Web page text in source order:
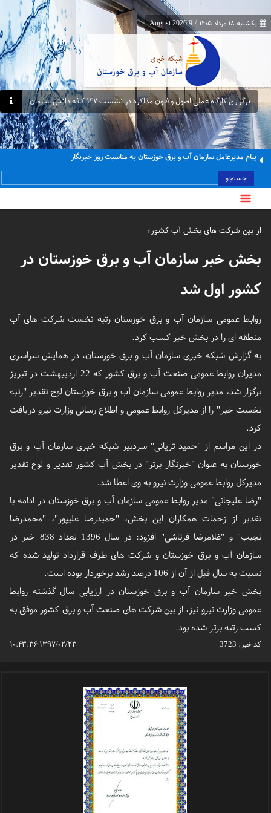
یکشنبه ۱۸ مرداد ۱۴۰۵ /
9 August 2026
برگزاری کارگاه عملی اصول و فنون مذاکره در نشست ۱۴۷ کافه دانش سازمان
پیام مدیرعامل سازمان آب و برق خوزستان به مناسبت روز خبرنگار
جستجو
از بین شرکت های بخش آب کشور؛
بخش خبر سازمان آب و برق خوزستان در
کشور اول شد
روابط عمومی سازمان آب و برق خوزستان رتبه نخست شرکت های آب
منطقه ای را در بخش خبر کسب کرد.
به گزارش شبکه خبری سازمان آب و برق خوزستان، در همایش سراسری
مدیران روابط عمومی صنعت آب و برق کشور که 22 اردیبهشت در تبریز
برگزار شد، مدیر روابط عمومی سازمان آب و برق خوزستان لوح تقدیر "رتبه
نخست خبر" را از مدیرکل روابط عمومی و اطلاع رسانی وزارت نیرو دریافت
کرد.
در این مراسم از "حمید ثریانی" سردبیر شبکه خبری سازمان آب و برق
خوزستان به عنوان "خبرنگار برتر" در بخش آب کشور تقدیر و لوح تقدیر
مدیرکل روابط عمومی وزارت نیرو به وی اعطا شد.
"رضا علیجانی" مدیر روابط عمومی سازمان آب و برق خوزستان در ادامه با
تقدیر از زحمات همکاران این بخش، "حمیدرضا علیپور"، "محمدرضا
نجیب" و "غلامرضا فرتاشی" افزود: در سال 1396 تعداد 838 خبر در
سازمان آب و برق خوزستان و شرکت های طرف قرارداد تولید شده که
نسبت به سال قبل از آن از 106 درصد رشد برخوردار بوده است.
بخش خبر سازمان آب و برق خوزستان در ارزیابی سال گذشته روابط
عمومی وزارت نیرو نیز، از بین شرکت های صنعت آب و برق کشور موفق به
کسب رتبه برتر شده بود.
۱۳۹۷/۰۲/۲۳ ۱۰:۴۳:۳۶ کد خبر: 3723